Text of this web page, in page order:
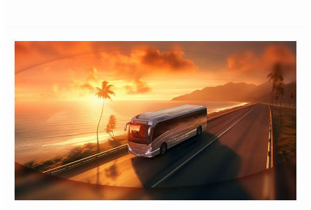
verano
aventura!
Las
mejores
rutas
de
viaje
en